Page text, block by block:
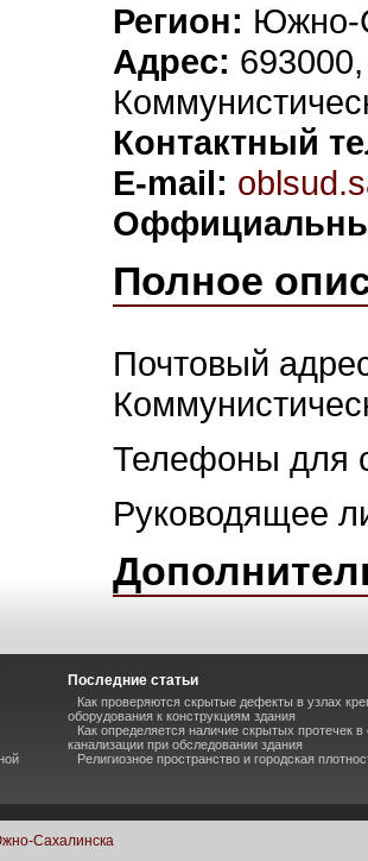
Регион: Южно-
Адрес:
Контактный
E-mail:
Полное
Почтовый
Телефоны для
Руководящее
Последние статьи
Как проверяются скрытые дефекты в узлах
оборудования к конструкциям здания
Как определяется наличие скрытых протечек
канализации при обследовании здания
Религиозное пространство и городская
Сахалинска